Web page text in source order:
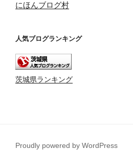
にほんブログ村
人気ブログランキング
茨城県ランキング
Proudly powered by WordPress